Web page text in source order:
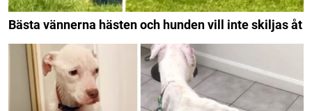
Bästa vännerna hästen och hunden vill inte skiljas åt